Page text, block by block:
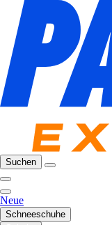
Suchen
Neue
Schneeschuhe